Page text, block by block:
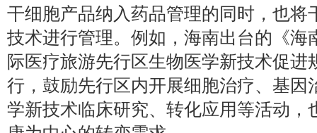
干细胞产品纳入药品管理的同时，也将
技术进行管理。例如，海南出台的《海
际医疗旅游先行区生物医学新技术促进
行，鼓励先行区内开展细胞治疗、基因
学新技术临床研究、转化应用等活动，